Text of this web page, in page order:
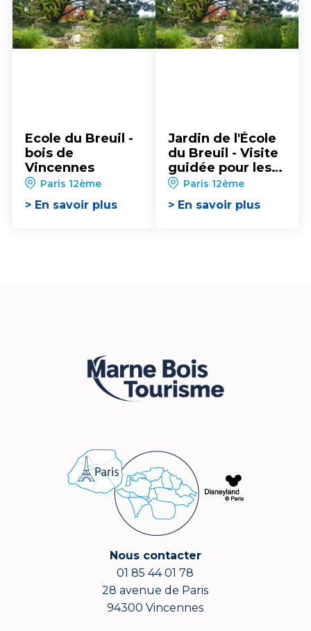
Ecole du Breuil -
bois de
Vincennes
Paris 12ème
> En savoir plus
Jardin de l'École
du Breuil - Visite
guidée pour les
groupes
Paris 12ème
> En savoir plus
Nous contacter
01 85 44 01 78
28 avenue de Paris
94300 Vincennes